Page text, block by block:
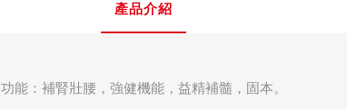
產品介紹
功能：補腎壯腰，強健機能，益精補髓，固本。